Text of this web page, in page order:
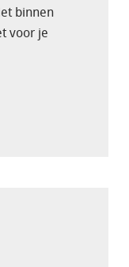
binnen
voor je